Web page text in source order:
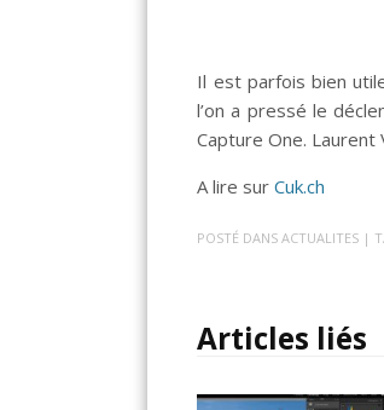
Il est parfois bien
l’on a pressé le
Capture One.
A lire surCuk.ch
POSTÉ DANSACTUALITES |
Articles liés